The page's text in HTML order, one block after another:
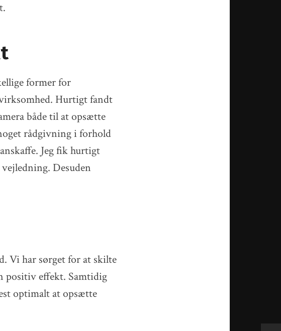
former for
Hurtigt fandt
både til at opsætte
rådgivning i forhold
Jeg fik hurtigt
Desuden
Vi har sørget for at skilte
positiv effekt. Samtidig
optimalt at opsætte